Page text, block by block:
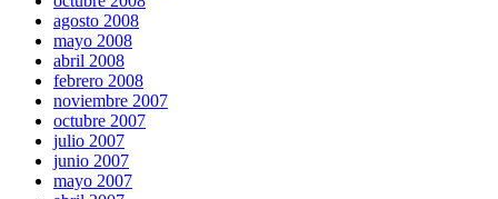
agosto 2008
mayo 2008
abril 2008
febrero 2008
noviembre 2007
octubre 2007
julio 2007
junio 2007
mayo 2007